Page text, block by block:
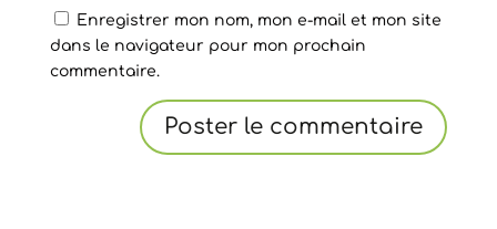
Enregistrer mon nom, mon e-mail et mon site
dans le navigateur pour mon prochain
commentaire.